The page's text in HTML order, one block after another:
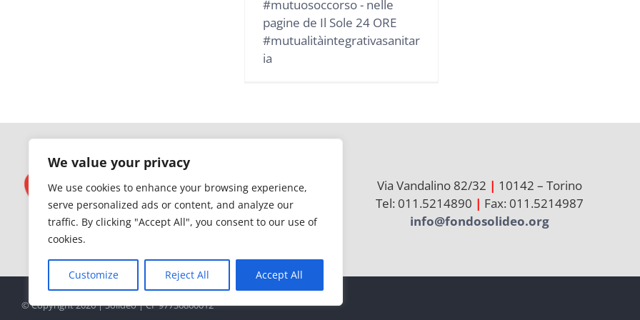
We value your privacy
We use cookies to enhance your browsing experience,
serve personalized ads or content, and analyze our
traffic. By clicking "Accept All", you consent to our use of
cookies.
Customize Reject All Accept All
#mutuosoccorso - nelle
pagine de Il Sole 24 ORE
#mutualitàintegrativasanitar
ia
Via Vandalino 82/32 | 10142 – Torino
Tel: 011.5214890 | Fax: 011.5214987
info@fondosolideo.org
© Copyright 2026 | Solideo | CF 97736860012